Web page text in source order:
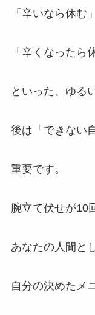
「辛いなら休む」
「辛くなったら
といった、ゆる
後は「できない
重要です。
腕立て伏せが10
あなたの人間と
自分の決めたメ